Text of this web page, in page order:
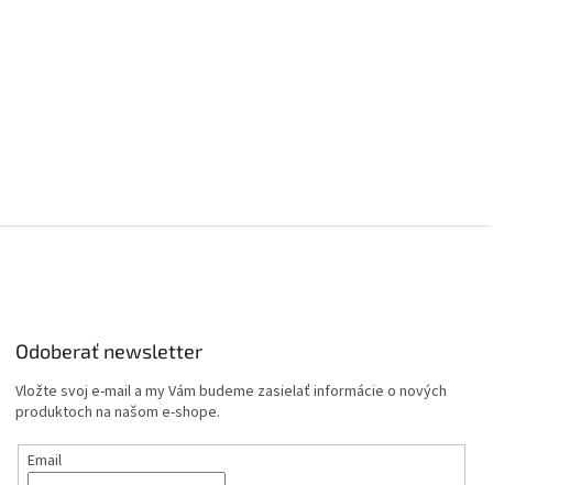
Odoberať newsletter
Vložte svoj e-mail a my Vám budeme zasielať informácie o nových
produktoch na našom e-shope.
Email